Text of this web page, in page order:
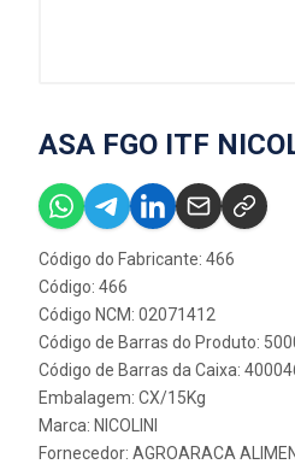
ASA FGO ITF
Código do Fabricante: 466
Código: 466
Código NCM: 02071412
Código de Barras do Produto:
Código de Barras da Caixa:
Embalagem: CX/15Kg
Marca: NICOLINI
Fornecedor: AGROARACA